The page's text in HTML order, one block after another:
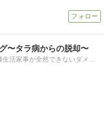
〜タラ病からの脱却〜